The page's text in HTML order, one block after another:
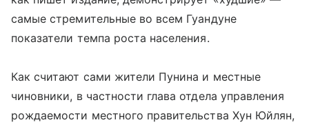
самые стремительные во всем Гуандуне
показатели темпа роста населения.
Как считают сами жители Пунина и местные
чиновники, в частности глава отдела управления
рождаемости местного правительства Хун Юйлян,